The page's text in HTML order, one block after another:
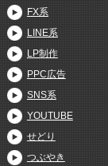
FX系
LINE系
LP制作
PPC広告
SNS系
YOUTUBE
せどり
つぶやき